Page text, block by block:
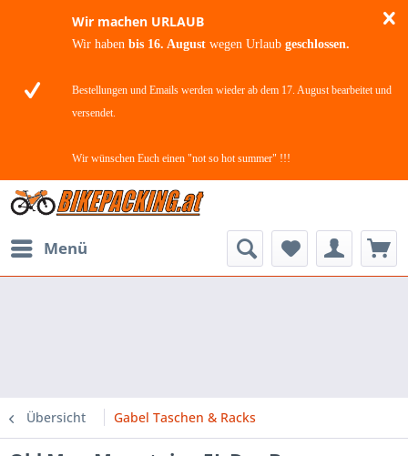
Wir machen URLAUB
Wir haben bis 16. August wegen Urlaub geschlossen.
Bestellungen und Emails werden wieder ab dem 17. August bearbeitet und
versendet.
Wir wünschen Euch einen "not so hot summer" !!!
Menü
Übersicht Gabel Taschen & Racks